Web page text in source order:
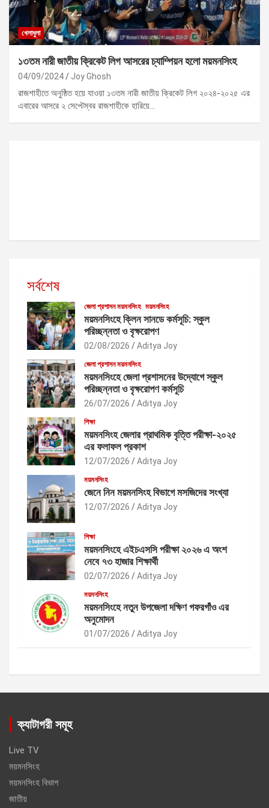
খেলাধুলা
১৩তম নারী জাতীয় ক্রিকেট লিগ আসরের চ্যাম্পিয়ন হলো ময়মনসিংহ
04/09/2024 Joy Ghosh
রাজশাহীতে অনুষ্ঠিত হয়ে যাওয়া ১৩তম নারী জাতীয় ক্রিকেট লিগ ২০২৪-২০২৫ এর
এবারের আসরে ২ সেপ্টেম্বর রাজশাহীকে হারিয়ে…
সর্বশেষ
জেলা প্রশাসন ময়মনসিংহ ময়মনসিংহ
ময়মনসিংহে ক্লিন সানডে কর্মসূচি: স্কুল
পরিচ্ছন্নতা ও বৃক্ষরোপণ
02/08/2026 Aditya Joy
জেলা প্রশাসন ময়মনসিংহ
ময়মনসিংহে জেলা প্রশাসনের উদ্যোগে স্কুল
পরিচ্ছন্নতা ও বৃক্ষরোপণ কর্মসূচি
26/07/2026 Aditya Joy
শিক্ষা
ময়মনসিংহ জেলার প্রাথমিক বৃত্তি পরীক্ষা-২০২৫
এর ফলাফল প্রকাশ
12/07/2026 Aditya Joy
ময়মনসিংহ
জেনে নিন ময়মনসিংহ বিভাগে মসজিদের সংখ্যা
12/07/2026 Aditya Joy
শিক্ষা
ময়মনসিংহে এইচএসসি পরীক্ষা ২০২৬ এ অংশ
নেবে ৭৩ হাজার শিক্ষার্থী
02/07/2026 Aditya Joy
ময়মনসিংহ
ময়মনসিংহে নতুন উপজেলা দক্ষিণ গফরগাঁও এর
অনুমোদন
01/07/2026 Aditya Joy
ক্যাটাগরী সমূহ
Live TV
ময়মনসিংহ
ময়মনসিংহ বিভাগ
জাতীয়